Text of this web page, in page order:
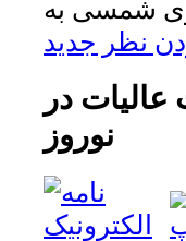
نظر جدید
عاليات در
نوروز